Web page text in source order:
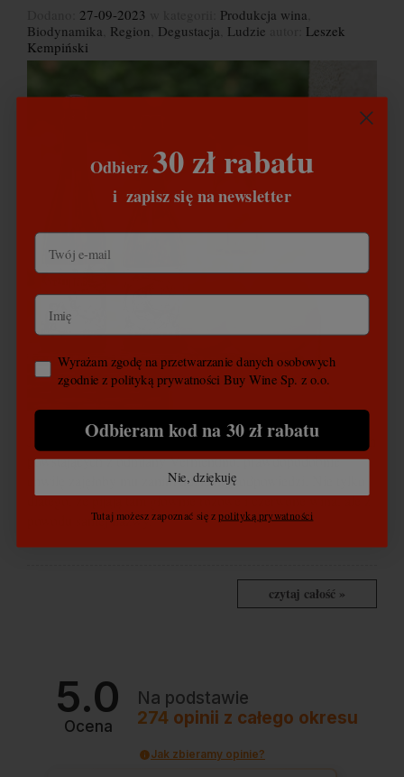
27-09-2023 Produkcja wina
Biodynamika Region Degustacja Ludzie
Leszek
Kempiński
Jeśli zapytać by Prowansalczyka co sądzi o lokalnych winach
powstających z odmiany Vermentino, prawdopodobnie
chwilę zajęłoby mu zanim udzieliłby odpowiedzi. Nie tylko
dlatego, że pijają tam głównie różowe i czerwone wina, ale z
powodu samej nazwy.
czytaj całość »
5.0
Ocena
Na podstawie
274 opinii z całego okresu
Jak zbieramy opinie?
Odbierz30 zł rabatu
i zapisz się na newsletter
Wyrażam zgodę na przetwarzanie danych osobowych
zgodnie z polityką prywatności Buy Wine Sp. z o.o.
Odbieram kod na 30 zł rabatu
Nie, dziękuję
Tutaj możesz zapoznać się zpolityką prywatności